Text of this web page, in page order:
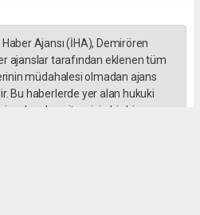
Ajansı (İHA), Demirören
ajanslar tarafından eklenen tüm
müdahalesi olmadan ajans
Bu haberlerde yer alan hukuki
olup sitemizin hiç bir